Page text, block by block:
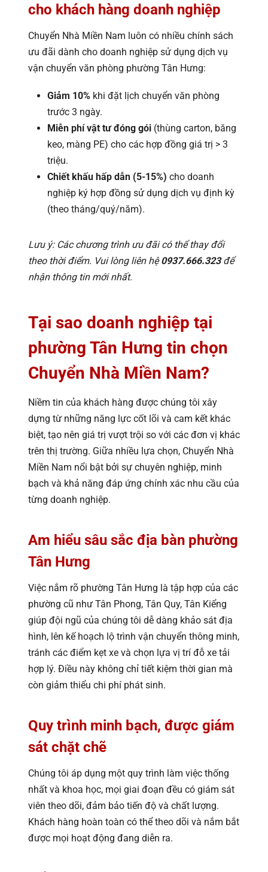
cho khách hàng doanh nghiệp
Chuyển Nhà Miền Nam luôn có nhiều chính sách
ưu đãi dành cho doanh nghiệp sử dụng dịch vụ
vận chuyển văn phòng phường Tân Hưng:
Giảm 10% khi đặt lịch chuyển văn phòng
trước 3 ngày.
Miễn phí vật tư đóng gói (thùng carton, băng
keo, màng PE) cho các hợp đồng giá trị > 3
triệu.
Chiết khấu hấp dẫn (5-15%) cho doanh
nghiệp ký hợp đồng sử dụng dịch vụ định kỳ
(theo tháng/quý/năm).
Lưu ý: Các chương trình ưu đãi có thể thay đổi
theo thời điểm. Vui lòng liên hệ0937.666.323để
nhận thông tin mới nhất.
Tại sao doanh nghiệp tại
phường Tân Hưng tin chọn
Chuyển Nhà Miền Nam?
Niềm tin của khách hàng được chúng tôi xây
dựng từ những năng lực cốt lõi và cam kết khác
biệt, tạo nên giá trị vượt trội so với các đơn vị khác
trên thị trường. Giữa nhiều lựa chọn, Chuyển Nhà
Miền Nam nổi bật bởi sự chuyên nghiệp, minh
bạch và khả năng đáp ứng chính xác nhu cầu của
từng doanh nghiệp.
Am hiểu sâu sắc địa bàn phường
Tân Hưng
Việc nắm rõ phường Tân Hưng là tập hợp của các
phường cũ như Tân Phong, Tân Quy, Tân Kiểng
giúp đội ngũ của chúng tôi dễ dàng khảo sát địa
hình, lên kế hoạch lộ trình vận chuyển thông minh,
tránh các điểm kẹt xe và chọn lựa vị trí đỗ xe tải
hợp lý. Điều này không chỉ tiết kiệm thời gian mà
còn giảm thiểu chi phí phát sinh.
Quy trình minh bạch, được giám
sát chặt chẽ
Chúng tôi áp dụng một quy trình làm việc thống
nhất và khoa học, mọi giai đoạn đều có giám sát
viên theo dõi, đảm bảo tiến độ và chất lượng.
Khách hàng hoàn toàn có thể theo dõi và nắm bắt
được mọi hoạt động đang diễn ra.